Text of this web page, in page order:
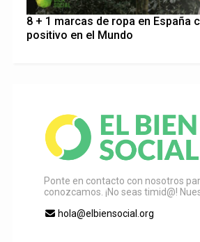
8 + 1 marcas de ropa en España
positivo en el Mundo
Ponte en contacto con nosotros
conozcamos. ¡No seas timid@!
hola@elbiensocial.org